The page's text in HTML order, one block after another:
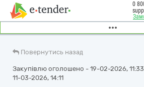
0
Повернутись назад
Закупівлю оголошено - 19-02-2026,
11-03-2026, 14:11